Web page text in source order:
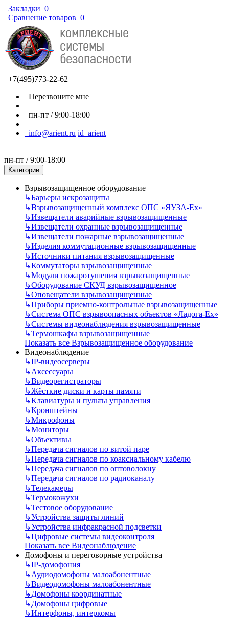
Закладки 0
Сравнение товаров 0
+7(495)773-22-62
Перезвоните мне
пн-пт / 9:00-18:00
info@arient.ru id_arient
пн-пт / 9:00-18:00
Категории
Взрывозащищенное оборудование
↳Барьеры искрозащиты
↳Взрывозащищенный комплекс ОПС «ЯУЗА-Ех»
↳Извещатели аварийные взрывозащищенные
↳Извещатели охранные взрывозащищенные
↳Извещатели пожарные взрывозащищенные
↳Изделия коммутационные взрывозащищенные
↳Источники питания взрывозащищенные
↳Коммутаторы взрывозащищенные
↳Модули пожаротушения взрывозащищенные
↳Оборудование СКУД взрывозащищенное
↳Оповещатели взрывозащищенные
↳Приборы приемно-контрольные взрывозащищенные
↳Система ОПС взрывоопасных объектов «Ладога-Ex»
↳Системы видеонаблюдения взрывозащищенные
↳Термошкафы взрывозащищенные
Показать все Взрывозащищенное оборудование
Видеонаблюдение
↳IP-видеосерверы
↳Аксессуары
↳Видеорегистраторы
↳Жёсткие диски и карты памяти
↳Клавиатуры и пульты управления
↳Кронштейны
↳Микрофоны
↳Мониторы
↳Объективы
↳Передача сигналов по витой паре
↳Передача сигналов по коаксиальному кабелю
↳Передача сигналов по оптоволокну
↳Передача сигналов по радиоканалу
↳Телекамеры
↳Термокожухи
↳Тестовое оборудование
↳Устройства защиты линий
↳Устройства инфракрасной подсветки
↳Цифровые системы видеоконтроля
Показать все Видеонаблюдение
Домофоны и переговорные устройства
↳IP-домофония
↳Аудиодомофоны малоабонентные
↳Видеодомофоны малоабонентные
↳Домофоны координатные
↳Домофоны цифровые
↳Интерфоны, интеркомы